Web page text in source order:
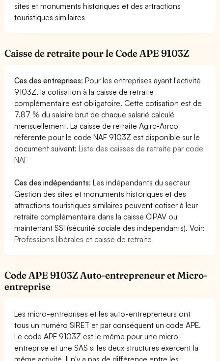
sites et monuments historiques et des attractions
touristiques similaires
Caisse de retraite pour le Code APE 9103Z
Cas des entreprises: Pour les entreprises ayant l'activité
9103Z, la cotisation à la caisse de retraite
complémentaire est obligatoire. Cette cotisation est de
7.87 % du salaire brut de chaque salarié calculé
mensuellement. La caisse de retraite Agirc-Arrco
référente pour le code NAF 9103Z est disponible sur le
document suivant:Liste des caisses de retraite par code
NAF
Cas des indépendants: Les indépendants du secteur
Gestion des sites et monuments historiques et des
attractions touristiques similaires peuvent cotiser à leur
retraite complémentaire dans la caisse CIPAV ou
maintenant SSI (sécurité sociale des indépendants). Voir:
Professions libérales et caisse de retraite
Code APE 9103Z Auto-entrepreneur et Micro-
entreprise
Les micro-entreprises et les auto-entrepreneurs ont
tous un numéro SIRET et par conséquent un code APE.
Le code APE 9103Z est le même pour une micro-
entreprise et une SAS si les deux structures exercent la
même activité. Il n'y a pas de différence entre les